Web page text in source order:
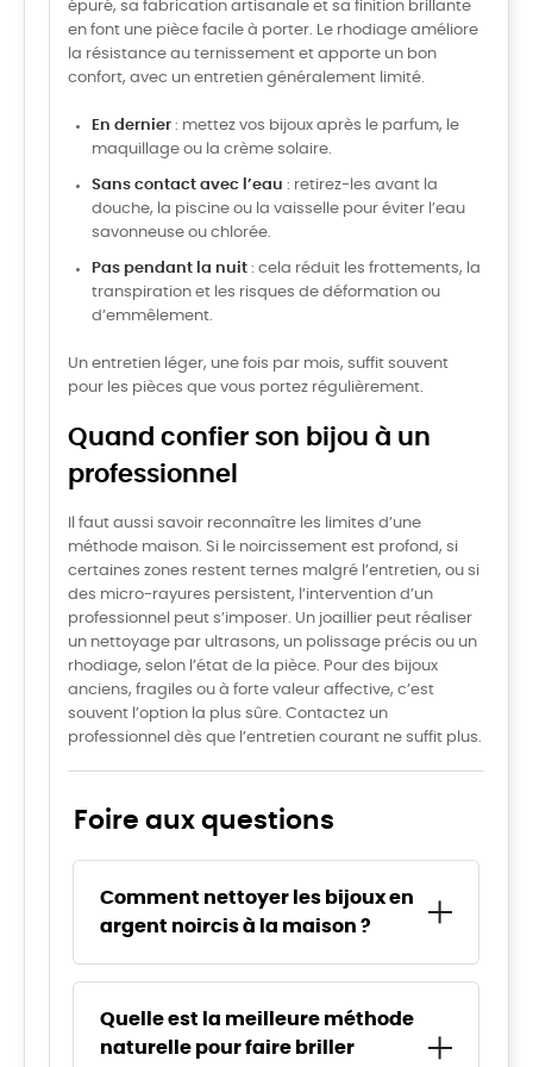
épuré, sa fabrication artisanale et sa finition brillante
en font une pièce facile à porter. Le rhodiage améliore
la résistance au ternissement et apporte un bon
confort, avec un entretien généralement limité.
En dernier : mettez vos bijoux après le parfum, le
maquillage ou la crème solaire.
Sans contact avec l’eau : retirez-les avant la
douche, la piscine ou la vaisselle pour éviter l’eau
savonneuse ou chlorée.
Pas pendant la nuit : cela réduit les frottements, la
transpiration et les risques de déformation ou
d’emmêlement.
Un entretien léger, une fois par mois, suffit souvent
pour les pièces que vous portez régulièrement.
Quand confier son bijou à un
professionnel
Il faut aussi savoir reconnaître les limites d’une
méthode maison. Si le noircissement est profond, si
certaines zones restent ternes malgré l’entretien, ou si
des micro-rayures persistent, l’intervention d’un
professionnel peut s’imposer. Un joaillier peut réaliser
un nettoyage par ultrasons, un polissage précis ou un
rhodiage, selon l’état de la pièce. Pour des bijoux
anciens, fragiles ou à forte valeur affective, c’est
souvent l’option la plus sûre. Contactez un
professionnel dès que l’entretien courant ne suffit plus.
Foire aux questions
Comment nettoyer les bijoux en
argent noircis à la maison ?
Pour nettoyer les bijoux en argent noircis chez vous,
vous pouvez utiliser une méthode simple et sûre.
Tapissez un bol de papier aluminium, ajoutez de
l’eau chaude avec une cuillère de bicarbonate de
Quelle est la meilleure méthode
naturelle pour faire briller